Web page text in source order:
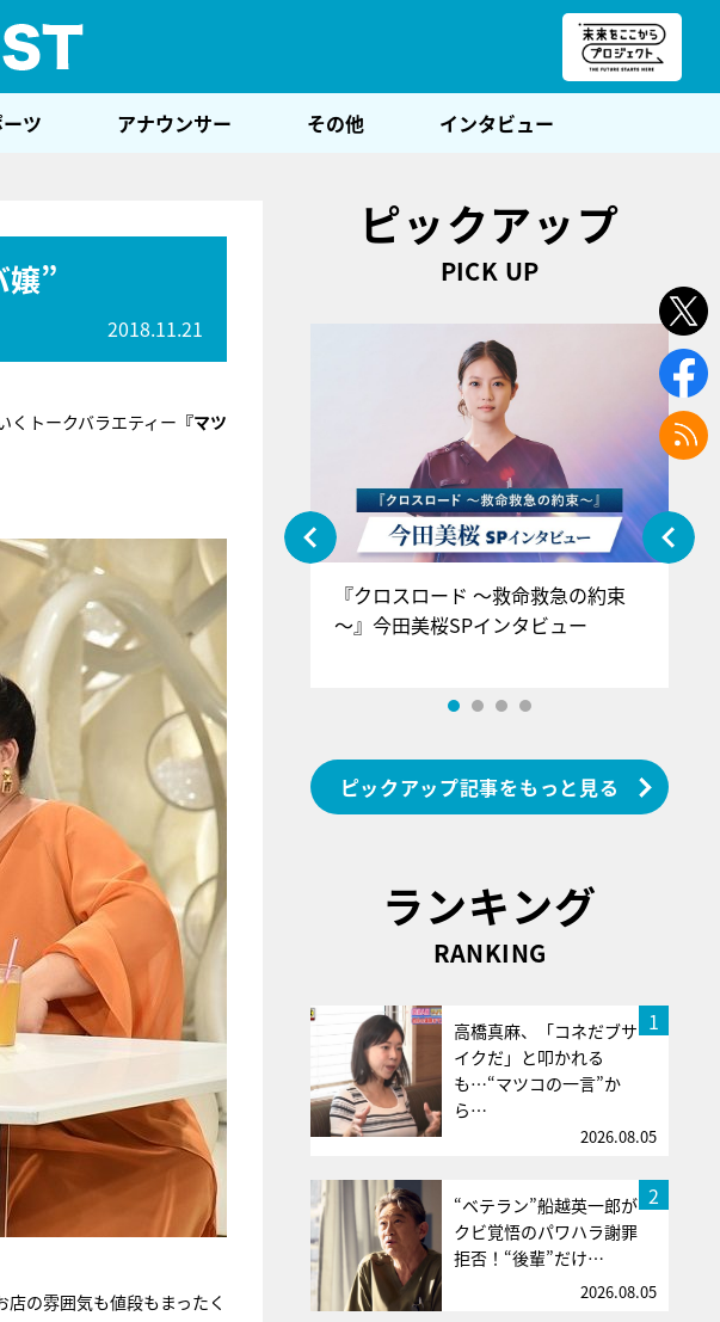
ツ アナウンサー その他 インタビュー
嬢”
2018.11.21
くトークバラエティー 『マツ
の雰囲気も値段もまったく
ピックアップ
PICK UP
イ＝ラブ！げーみんぐ』＝LOV
藤樹愛羅＆佐々木舞香SPインタ
ー
『クロスロード ～救命救急の約束
～』今田美桜SPインタビュー
ピックアップ記事をもっと見る
ランキング
RANKING
1
高橋真麻、「コネだブサ
イクだ」と叩かれる
も…“マツコの一言”か
ら…
2026.08.05
2
“ベテラン”船越英一郎が
クビ覚悟のパワハラ謝罪
拒否！“後輩”だけ…
2026.08.05